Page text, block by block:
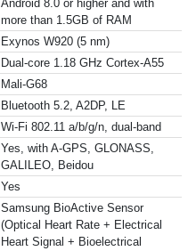
Android 8.0 or higher and with
more than 1.5GB of RAM
Exynos W920 (5 nm)
Dual-core 1.18 GHz Cortex-A55
Mali-G68
Bluetooth 5.2, A2DP, LE
Wi-Fi 802.11 a/b/g/n, dual-band
Yes, with A-GPS, GLONASS,
GALILEO, Beidou
Yes
Samsung BioActive Sensor
(Optical Heart Rate + Electrical
Heart Signal + Bioelectrical